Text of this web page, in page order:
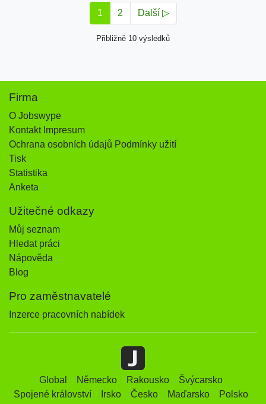
1 2 Další ▷
Přibližně 10 výsledků
Firma
O Jobswype
Kontakt Impresum
Ochrana osobních údajů Podmínky užití
Tisk
Statistika
Anketa
Užitečné odkazy
Můj seznam
Hledat práci
Nápověda
Blog
Pro zaměstnavatelé
Inzerce pracovních nabídek
Global Německo Rakousko
Švýcarsko
Spojené království
Irsko Česko Maďarsko
Polsko